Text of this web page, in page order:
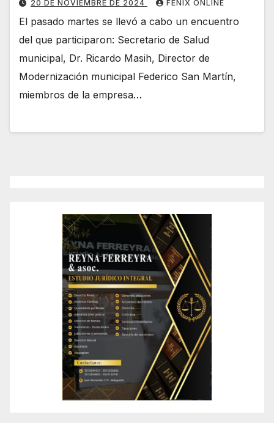
20 DE NOVIEMBRE DE 2024 FENIX ONLINE
El pasado martes se llevó a cabo un encuentro
del que participaron: Secretario de Salud
municipal, Dr. Ricardo Masih, Director de
Modernización municipal Federico San Martín,
miembros de la empresa…